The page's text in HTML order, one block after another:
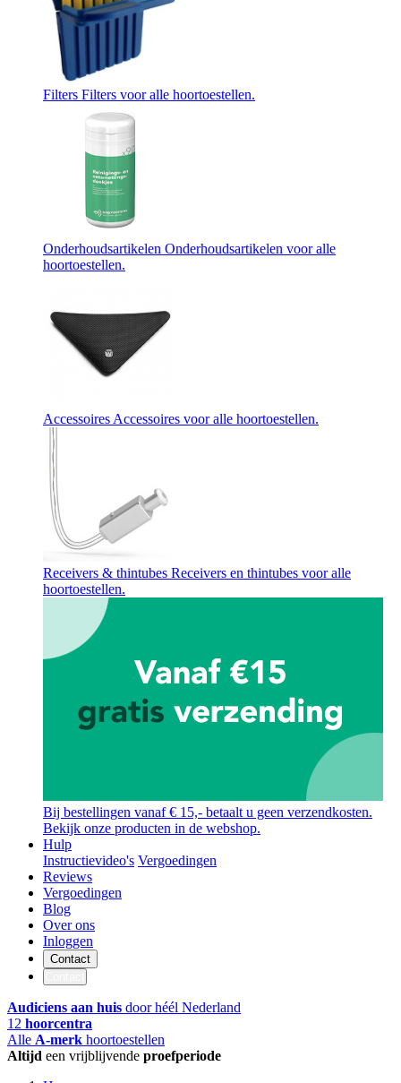
Filters Filters voor alle hoortoestellen.
Onderhoudsartikelen Onderhoudsartikelen voor alle
hoortoestellen.
Accessoires Accessoires voor alle hoortoestellen.
Receivers & thintubes Receivers en thintubes voor alle
hoortoestellen.
Bij bestellingen vanaf € 15,- betaalt u geen verzendkosten.
Bekijk onze producten in de webshop.
Hulp
Instructievideo's Vergoedingen
Reviews
Vergoedingen
Blog
Over ons
Inloggen
Contact
Audiciens aan huis door héél Nederland
12 hoorcentra
Alle A-merk hoortoestellen
Altijd een vrijblijvende proefperiode